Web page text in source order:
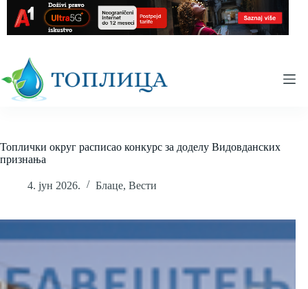
content
Топлички округ расписао конкурс за доделу Видовданских
признања
4. јун 2026. Блаце, Вести